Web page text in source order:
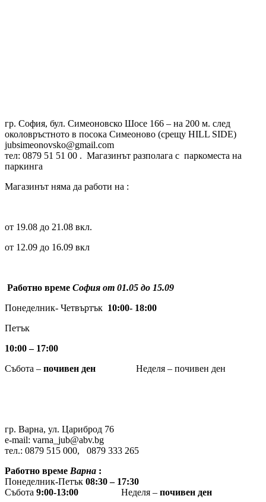
гр. София, бул. Симеоновско Шосе 166 – на 200 м. след
околовръстното в посока Симеоново (срещу HILL SIDE)
jubsimeonovsko@gmail.com
тел: 0879 51 51 00 . Магазинът разполага с паркоместа на
паркинга
Магазинът няма да работи на :
от 19.08 до 21.08 вкл.
от 12.09 до 16.09 вкл
Работно време София от 01.05 до 15.09
Понеделник- Четвъртък 10:00- 18:00
Петък
10:00 – 17:00
Събота – почивен ден Неделя – почивен ден
гр. Варна, ул. Цариброд 76
e-mail: varna_jub@abv.bg
тел.: 0879 515 000, 0879 333 265
Работно време Варна :
Понеделник-Петък 08:30 – 17:30
Събота 9:00-13:00 Неделя – почивен ден